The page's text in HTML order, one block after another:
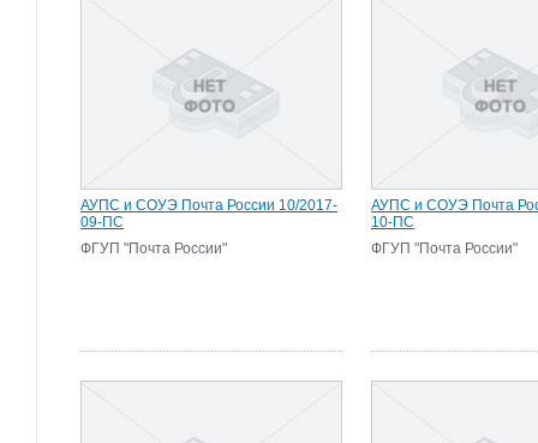
АУПС и СОУЭ Почта России 10/2017-
09-ПС
ФГУП "Почта России"
АУПС и СОУЭ Почта
10-ПС
ФГУП "Почта России"